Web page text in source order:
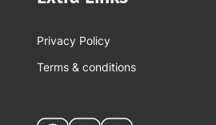
Privacy Policy
Terms & conditions